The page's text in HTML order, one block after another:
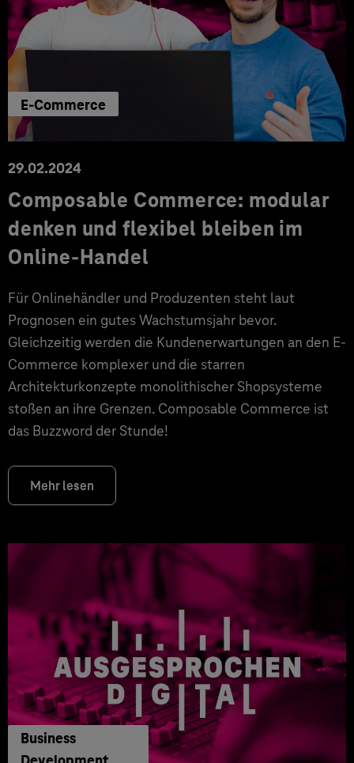
E-Commerce
29.02.2024
Composable Commerce: modular
denken und flexibel bleiben im
Online-Handel
Für Onlinehändler und Produzenten steht laut
Prognosen ein gutes Wachstumsjahr bevor.
Gleichzeitig werden die Kundenerwartungen an den E-
Commerce komplexer und die starren
Architekturkonzepte monolithischer Shopsysteme
stoßen an ihre Grenzen. Composable Commerce ist
das Buzzword der Stunde!
Mehr lesen
Business